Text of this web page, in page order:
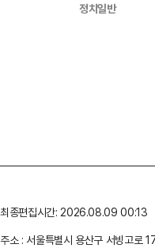
정치일반
최종편집시간: 2026.08.09 00:13
주소 : 서울특별시 용산구 서빙고로